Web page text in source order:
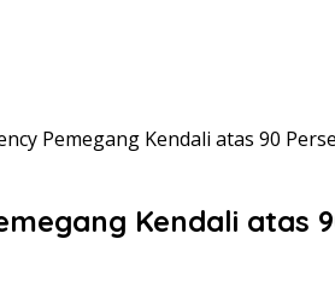
Pemegang Kendali atas 90
Kendali atas